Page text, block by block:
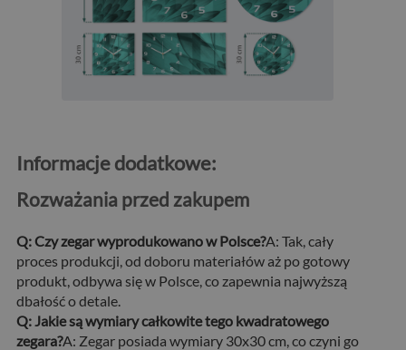
Informacje dodatkowe:
Rozważania przed zakupem
Q: Czy zegar wyprodukowano w Polsce?A: Tak, cały
proces produkcji, od doboru materiałów aż po gotowy
produkt, odbywa się w Polsce, co zapewnia najwyższą
dbałość o detale.
Q: Jakie są wymiary całkowite tego kwadratowego
zegara?A: Zegar posiada wymiary 30x30 cm, co czyni go